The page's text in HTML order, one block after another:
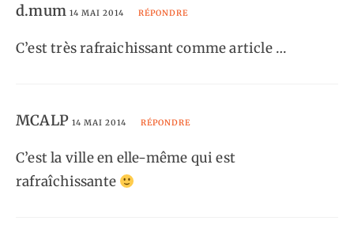
d.mum14 MAI 2014 RÉPONDRE
C’est très rafraichissant comme article …
MCALP14 MAI 2014 RÉPONDRE
C’est la ville en elle-même qui est
rafraîchissante